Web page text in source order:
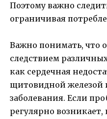
Поэтому важно
ограничивая
Важно понимать, что
следствием
как сердечная
щитовидной железой
заболевания. Если
регулярно